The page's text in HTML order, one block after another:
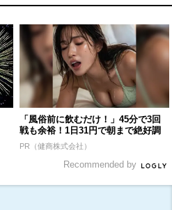
「風俗前に飲むだけ！」45分で3回
戦も余裕！1日31円で朝まで絶好調
PR（健商株式会社）
Recommended by